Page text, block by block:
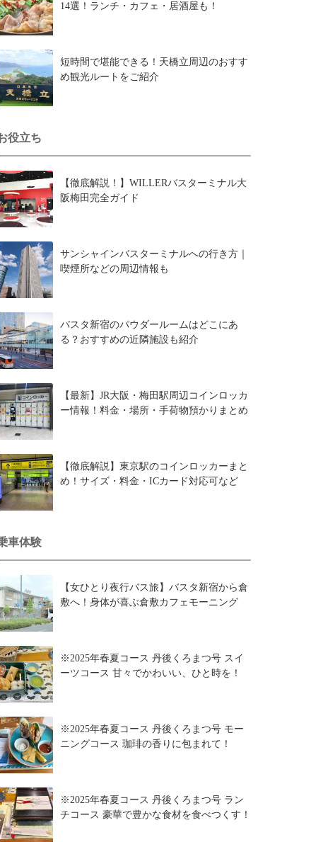
14選！ランチ・カフェ・居酒屋も！
短時間で堪能できる！天橋立周辺のおすす
め観光ルートをご紹介
役立ち
【徹底解説！】WILLERバスターミナル大
阪梅田完全ガイド
サンシャインバスターミナルへの行き方｜
喫煙所などの周辺情報も
バスタ新宿のパウダールームはどこにあ
る？おすすめの近隣施設も紹介
【最新】JR大阪・梅田駅周辺コインロッカ
ー情報！料金・場所・手荷物預かりまとめ
【徹底解説】東京駅のコインロッカーまと
め！サイズ・料金・ICカード対応可など
車体験
【女ひとり夜行バス旅】バスタ新宿から倉
敷へ！身体が喜ぶ倉敷カフェモーニング
※2025年春夏コース 丹後くろまつ号 スイ
ーツコース 甘々でかわいい、ひと時を！
※2025年春夏コース 丹後くろまつ号 モー
ニングコース 珈琲の香りに包まれて！
※2025年春夏コース 丹後くろまつ号 ラン
チコース 豪華で豊かな食材を食べつくす！